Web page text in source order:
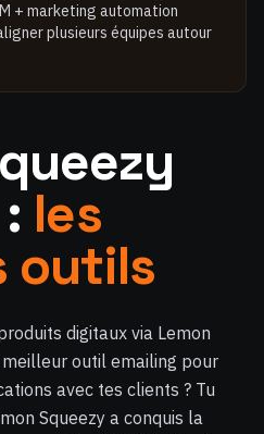
+ marketing automation
plusieurs équipes autour
les
outils
digitaux via Lemon
outil emailing pour
avec tes clients ? Tu
Squeezy a conquis la